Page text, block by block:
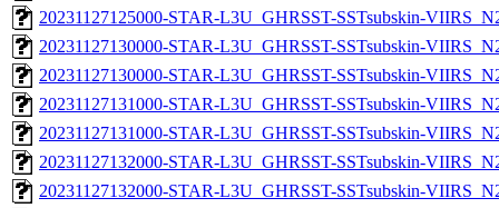
20231127125000-STAR-L3U_GHRSST-SSTsubskin-
20231127130000-STAR-L3U_GHRSST-SSTsubskin-
20231127130000-STAR-L3U_GHRSST-SSTsubskin-
20231127131000-STAR-L3U_GHRSST-SSTsubskin-
20231127131000-STAR-L3U_GHRSST-SSTsubskin-
20231127132000-STAR-L3U_GHRSST-SSTsubskin-
20231127132000-STAR-L3U_GHRSST-SSTsubskin-